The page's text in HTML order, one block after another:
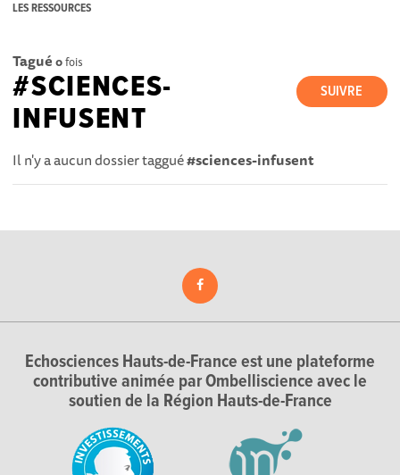
LES RESSOURCES
Tagué 0fois
SUIVRE
#SCIENCES-
INFUSENT
Il n'y a aucun dossier taggué#sciences-infusent
Echosciences Hauts-de-France est une plateforme
contributive animée par Ombelliscience avec le
soutien de la Région Hauts-de-France